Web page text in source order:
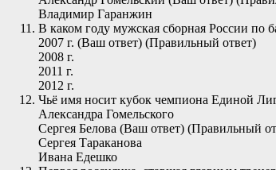
Владимир Гаранжин
В каком году мужская сборная России по
2007 г. (Ваш ответ) (Правильный ответ)
2008 г.
2011 г.
2012 г.
Чьё имя носит кубок чемпиона Единой
Александра Гомельского
Сергея Белова (Ваш ответ) (Правильный
Сергея Тараканова
Ивана Едешко